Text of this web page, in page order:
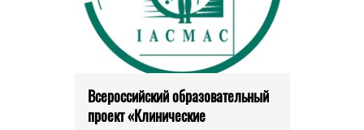
Всероссийский образовательный
проект «Клинические